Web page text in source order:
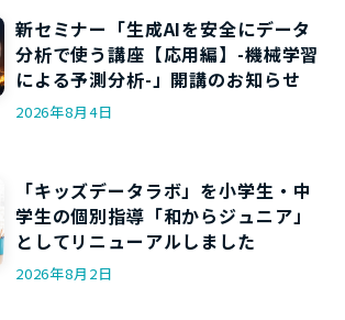
新セミナー「生成AIを安全にデータ
分析で使う講座【応用編】-機械学習
による予測分析-」開講のお知らせ
2026年8月4日
「キッズデータラボ」を小学生・中
学生の個別指導「和からジュニア」
としてリニューアルしました
2026年8月2日